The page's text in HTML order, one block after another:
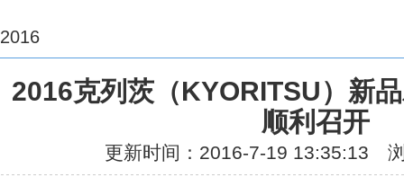
2016
2016克列茨（KYORITSU）新
顺利召开
更新时间：2016-7-19 13:35:13